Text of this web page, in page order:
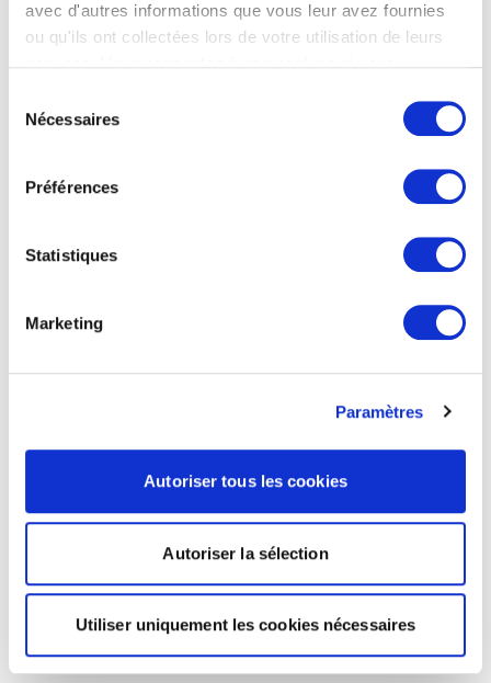
avec d'autres informations que vous leur avez fournies
ou qu'ils ont collectées lors de votre utilisation de leurs
Nécessaires
Préférences
Statistiques
Marketing
Paramètres
Autoriser tous les cookies
Autoriser la sélection
Utiliser uniquement les cookies nécessaires